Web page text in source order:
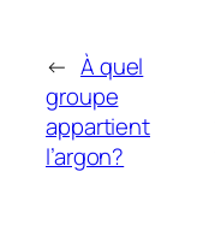
← À quel
groupe
appartient
l’argon?